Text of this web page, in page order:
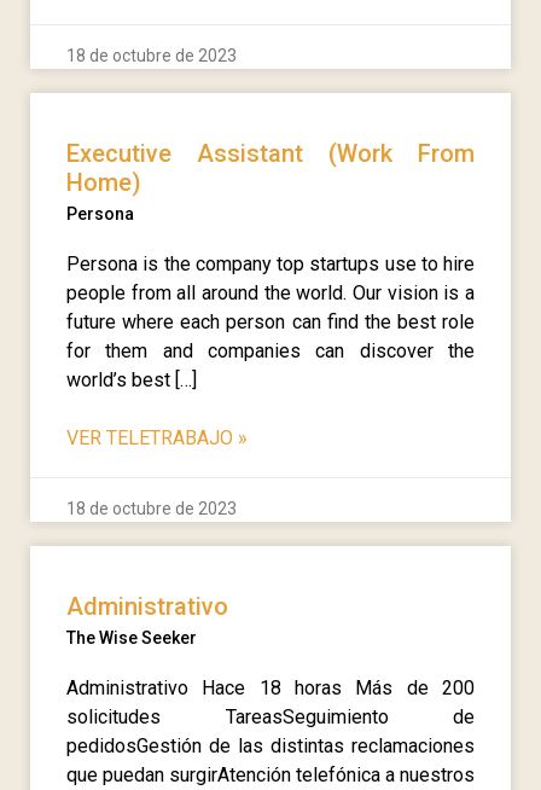
18 de octubre de 2023
Executive Assistant (Work From
Home)
Persona
Persona is the company top startups use to hire
people from all around the world. Our vision is a
future where each person can find the best role
for them and companies can discover the
world’s best […]
VER TELETRABAJO »
18 de octubre de 2023
Administrativo
The Wise Seeker
Administrativo Hace 18 horas Más de 200
solicitudes TareasSeguimiento de
pedidosGestión de las distintas reclamaciones
que puedan surgirAtención telefónica a nuestros